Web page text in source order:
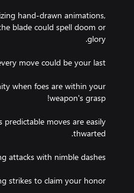
hand-drawn animations,
blade could spell doom or
when foes are within your
moves are easily
strikes to claim your honor!